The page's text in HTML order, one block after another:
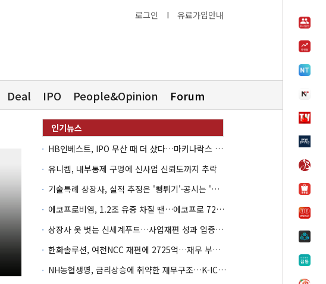
로그인 I 유료가입안내
Deal IPO People&Opinion Forum
HB인베스트, IPO 무산 때 더 샀다…마키나락스 투자 2.7배 회수
유니켐, 내부통제 구멍에 신사업 신뢰도까지 추락
기술특례 상장사, 실적 추정은 '뻥튀기'·공시는 '누락'
에코프로비엠, 1.2조 유증 차질 땐…에코프로 7270억 '독박'
상장사 옷 벗는 신세계푸드…사업재편 성과 입증할까
한화솔루션, 여천NCC 재편에 2725억…재무 부담 커지나
NH농협생명, 금리상승에 취약한 재무구조…K-ICS 변동성 '주의보'